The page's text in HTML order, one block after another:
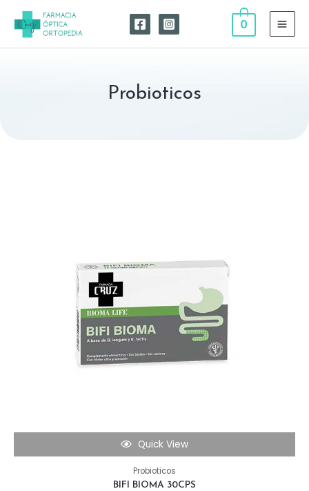
0
Probioticos
Quick View
Probioticos
BIFI BIOMA 30CPS